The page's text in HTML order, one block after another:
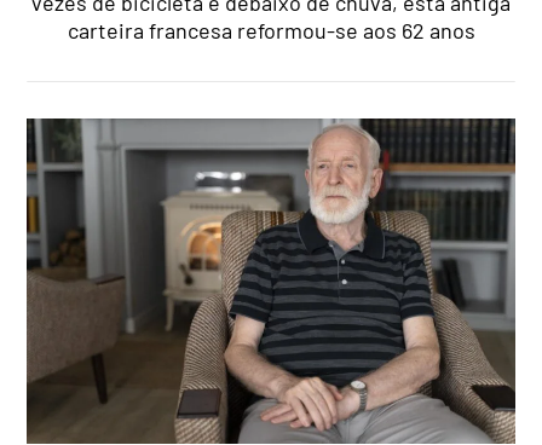
carteira francesa reformou-se aos 62 anos